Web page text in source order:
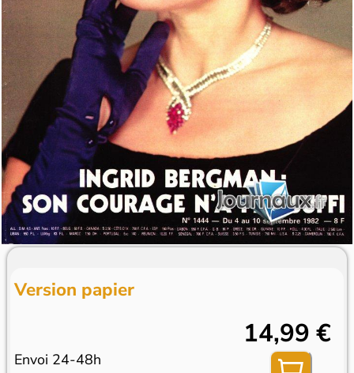
Version papier
Envoi 24-48h
14,99 €